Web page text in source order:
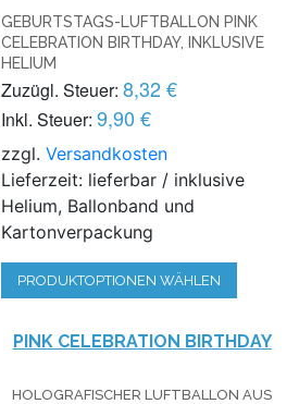
GEBURTSTAGS-LUFTBALLON PINK
CELEBRATION BIRTHDAY, INKLUSIVE
HELIUM
Zuzügl. Steuer: 8,32 €
Inkl. Steuer: 9,90 €
zzgl.Versandkosten
Lieferzeit: lieferbar / inklusive
Helium, Ballonband und
Kartonverpackung
PRODUKTOPTIONEN WÄHLEN
PINK CELEBRATION BIRTHDAY
HOLOGRAFISCHER LUFTBALLON AUS